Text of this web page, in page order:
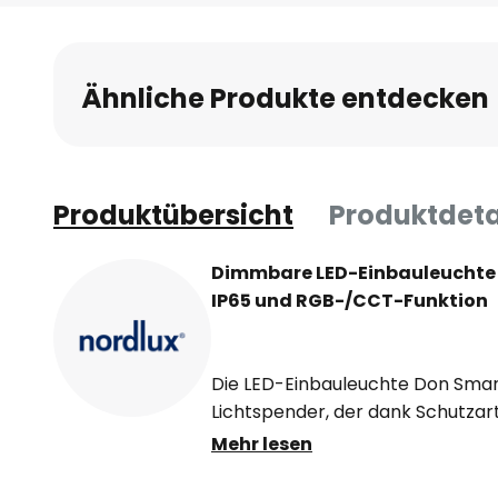
Bildgalerie
springen
Ähnliche Produkte entdecken
Produktübersicht
Dimmbare LED-
IP65 und RGB-/CCT-Funktion
Die LED-Einbauleuchte Don
Lichtspender, der dank
oder im Außenbereich
Mehr lesen